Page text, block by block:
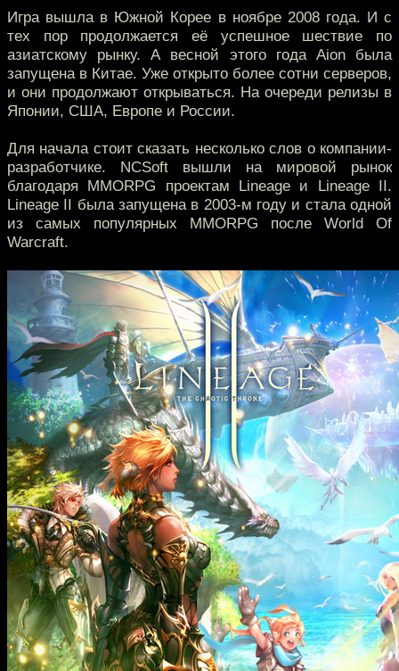
Игра вышла в Южной Корее в ноябре 2008 года. И с
тех пор продолжается её успешное шествие по
азиатскому рынку. А весной этого года Aion была
запущена в Китае. Уже открыто более сотни серверов,
и они продолжают открываться. На очереди релизы в
Японии, США, Европе и России.
Для начала стоит сказать несколько слов о компании-
разработчике. NCSoft вышли на мировой рынок
благодаря MMORPG проектам Lineage и Lineage II.
Lineage II была запущена в 2003-м году и стала одной
из самых популярных MMORPG после World Of
Warcraft.